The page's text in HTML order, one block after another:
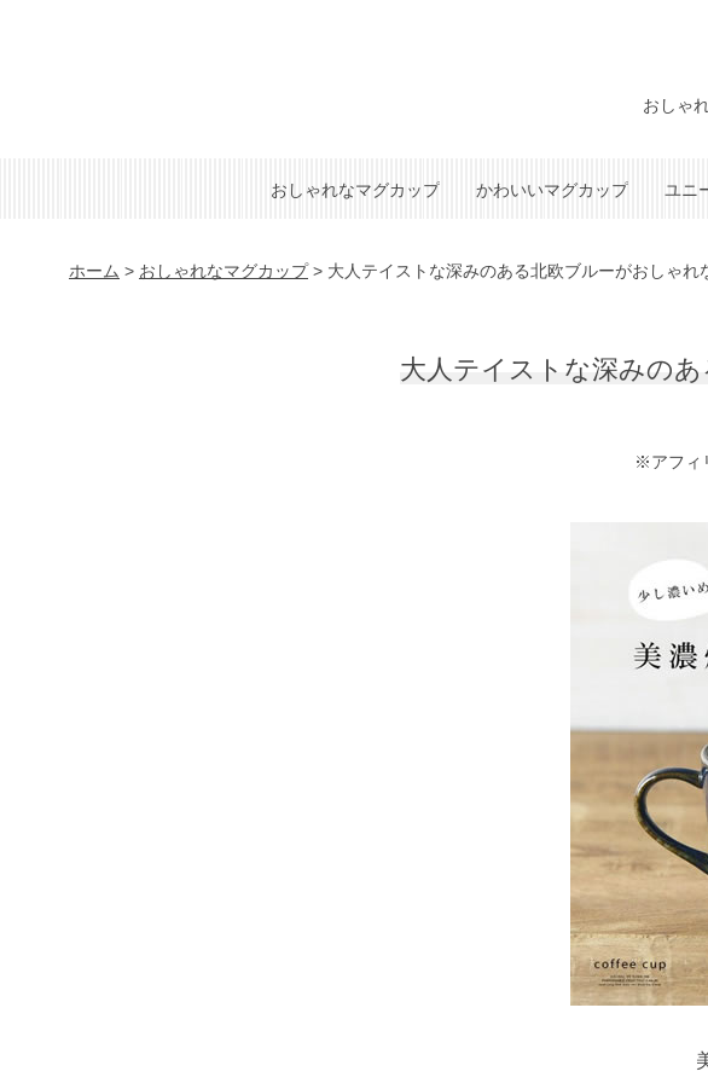
おしゃ
おしゃれなマグカップ かわいいマグカップ ユニ
ホーム > おしゃれなマグカップ> 大人テイストな深みのある北欧ブルーがおしゃれ
大人テイストな深みの
※アフィ